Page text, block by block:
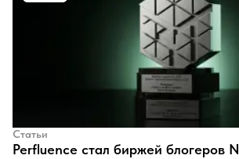
Статьи
Perfluence стал биржей блогеров